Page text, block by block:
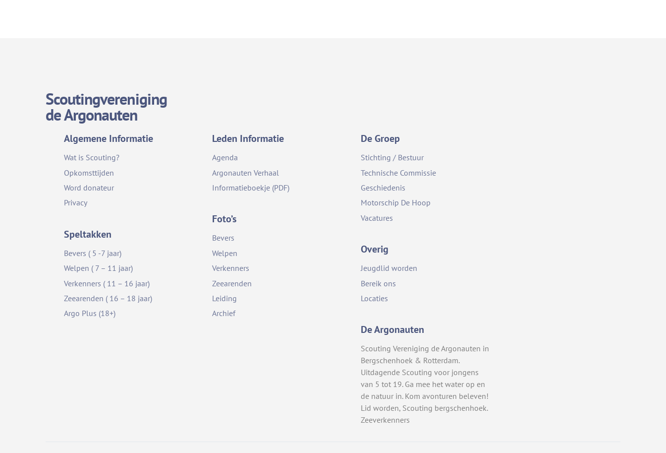
Scoutingvereniging
de Argonauten
Algemene Informatie
Wat is Scouting?
Opkomsttijden
Word donateur
Privacy
Speltakken
Bevers ( 5 -7 jaar)
Welpen ( 7 – 11 jaar)
Verkenners ( 11 – 16 jaar)
Zeearenden ( 16 – 18 jaar)
Argo Plus (18+)
Leden Informatie
Agenda
Argonauten Verhaal
Informatieboekje (PDF)
Foto’s
Bevers
Welpen
Verkenners
Zeearenden
Leiding
Archief
De Groep
Stichting / Bestuur
Technische Commissie
Geschiedenis
Motorschip De Hoop
Vacatures
Overig
Jeugdlid worden
Bereik ons
Locaties
De Argonauten
Scouting Vereniging de Argonauten in
Bergschenhoek & Rotterdam.
Uitdagende Scouting voor jongens
van 5 tot 19. Ga mee het water op en
de natuur in. Kom avonturen beleven!
Lid worden, Scouting bergschenhoek.
Zeeverkenners